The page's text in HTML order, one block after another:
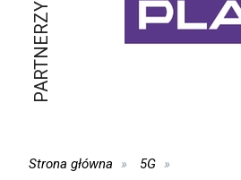
PARTNERZY
Strona główna
5G